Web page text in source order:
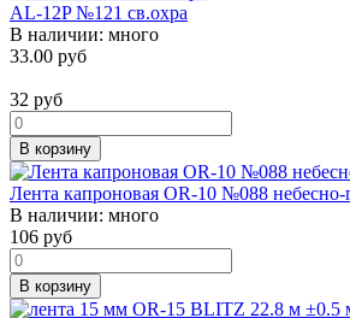
AL-12P №121 св.охра
В наличии: много
33.00 руб
32 руб
В корзину
Лента капроновая OR-10 №088 небесно-
В наличии: много
106 руб
В корзину